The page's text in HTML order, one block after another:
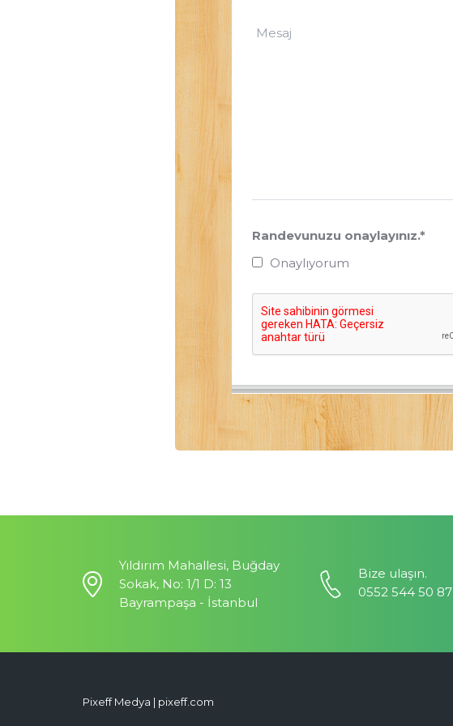
Randevunuzu onaylayınız.*
Onaylıyorum
Yıldırım Mahallesi, Buğday
Sokak, No: 1/1 D: 13
Bayrampaşa - İstanbul
Bize ulaşın.
0552 544 50 87
Pixeff Medya | pixeff.com